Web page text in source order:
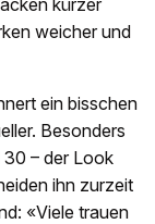
kürzer
weicher und
ein bisschen
Besonders
30 – der Look
ihn zurzeit
«Viele trauen